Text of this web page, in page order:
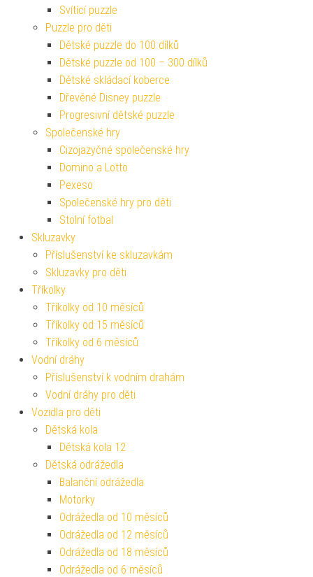
Svítící puzzle
Puzzle pro děti
Dětské puzzle do 100 dílků
Dětské puzzle od 100 – 300 dílků
Dětské skládací koberce
Dřevěné Disney puzzle
Progresivní dětské puzzle
Společenské hry
Cizojazyčné společenské hry
Domino a Lotto
Pexeso
Společenské hry pro děti
Stolní fotbal
Skluzavky
Příslušenství ke skluzavkám
Skluzavky pro děti
Tříkolky
Tříkolky od 10 měsíců
Tříkolky od 15 měsíců
Tříkolky od 6 měsíců
Vodní dráhy
Příslušenství k vodním drahám
Vodní dráhy pro děti
Vozidla pro děti
Dětská kola
Dětská kola 12
Dětská odrážedla
Balanční odrážedla
Motorky
Odrážedla od 10 měsíců
Odrážedla od 12 měsíců
Odrážedla od 18 měsíců
Odrážedla od 6 měsíců